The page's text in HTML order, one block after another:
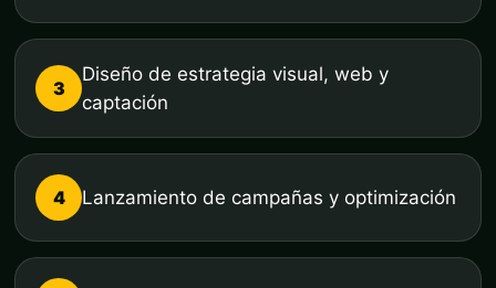
3
Diseño de estrategia visual, web y
captación
4 Lanzamiento de campañas y optimización